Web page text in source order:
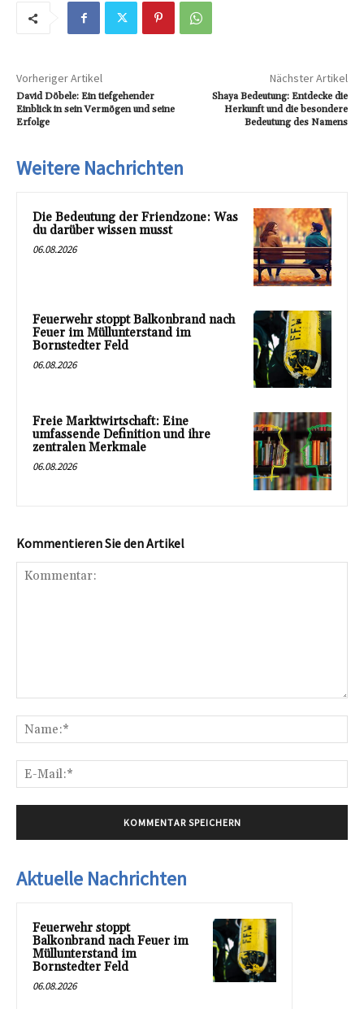
Vorheriger Artikel
David Döbele: Ein tiefgehender
Einblick in sein Vermögen und seine
Erfolge
Nächster Artikel
Shaya Bedeutung: Entdecke die
Herkunft und die besondere
Bedeutung des Namens
Weitere Nachrichten
Die Bedeutung der Friendzone: Was
du darüber wissen musst
06.08.2026
Feuerwehr stoppt Balkonbrand nach
Feuer im Müllunterstand im
Bornstedter Feld
06.08.2026
Freie Marktwirtschaft: Eine
umfassende Definition und ihre
zentralen Merkmale
06.08.2026
Kommentieren Sie den Artikel
Aktuelle Nachrichten
Feuerwehr stoppt
Balkonbrand nach Feuer im
Müllunterstand im
Bornstedter Feld
06.08.2026